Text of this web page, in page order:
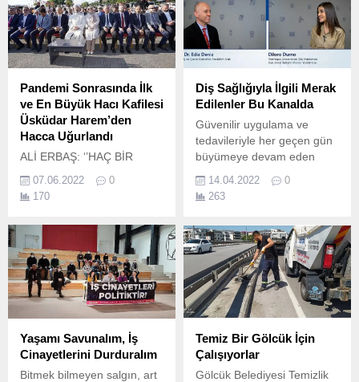
Pandemi Sonrasında İlk
ve En Büyük Hacı Kafilesi
Üsküdar Harem’den
Hacca Uğurlandı
ALİ ERBAŞ: ‘’HAÇ BİR
TEMEL İLÇE VE
DEĞERLERİNİ ÖĞRETEN
TÜRKMEN : ‘’MÜSLÜMAN
GELENEĞİ OLAN HACI
UĞURLAMA MERASİMİNE
HAREMDE ŞAHİTLİK
ETMEYE BUNDAN SONRA
DA DEVAM EDECEĞİZ"
İmza attığı projelerde sosyal
belediyecilikte Türkiye...
07.06.2022
0
170
Diş Sağlığıyla İlgili Merak
Edilenler Bu Kanalda
Güvenilir uygulama ve
tedavileriyle her geçen gün
büyümeye devam eden
Hastanesi, yeni
hizmetleriyle topluma
Yeditepe Üniversitesi Diş
Hastanesi bünyesinde
kurulan Yeditepe Diş TV,
ağız ve diş hastalıklarının
tedavileriyle ilgili güncel
gelişmeleri aktarıyor ve
merak edilenleri anlatıyor ...
14.04.2022
0
263
Yaşamı Savunalım, İş
Cinayetlerini Durduralım
Bitmek bilmeyen salgın, art
Temiz Bir Gölcük İçin
Çalışıyorlar
Gölcük Belediyesi Temizlik